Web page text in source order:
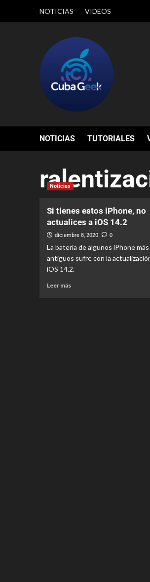
NOTICIAS VIDEOS
NOTICIAS TUTORIALES
Noticias
Si tienes estos iPhone, no
actualices a iOS 14.2
diciembre 8, 2020 0
La batería de algunos iPhone más
antiguos sufre con la
iOS 14.2.
Leer más